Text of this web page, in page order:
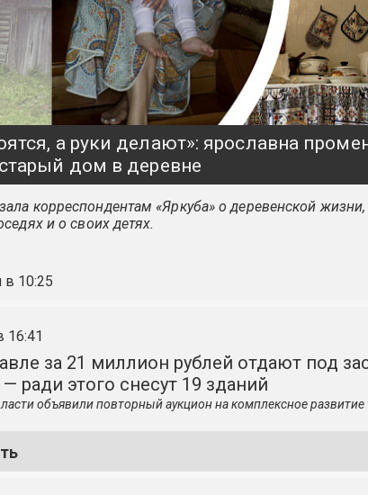
а руки делают»: ярославна
старый дом в деревне
корреспондентам «Яркуба» о деревенской
и о своих детях.
10:25
16:41
за 21 миллион рублей отдают под
— ради этого снесут 19 зданий
объявили повторный аукцион на комплексное